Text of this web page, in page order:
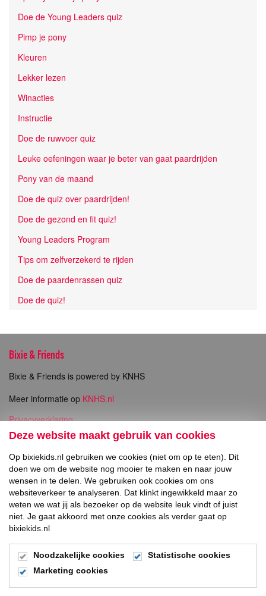
Doe de Young Leaders quiz
Pimp je pony
Kleuren
Lekker lezen
Winacties
Instructie
Doe de ruwvoer quiz
Leuke oefeningen waar je beter van gaat paardrijden
Pony van de maand
Doe de quiz over paardrijden!
Doe de gezond en fit quiz!
Young Leaders Program
Tips om zelfverzekerd te rijden
Doe de paardenrassen quiz
Doe de quiz!
Bixie & Friends
Bixie & Friends is powered by KNHS
Meer informatie op KNHS.nl
Privacyverklaring
Copyright
Direct naar
Inschrijven Bixie Wedstrijden
Social Media
© 2026
Deze website maakt gebruik van cookies
Op bixiekids.nl gebruiken we cookies (niet om op te eten). Dit
doen we om de website nog mooier te maken en naar jouw
wensen in te delen. We gebruiken ook cookies om ons
websiteverkeer te analyseren. Dat klinkt ingewikkeld maar zo
weten we wat jij als bezoeker op de website leuk vindt of juist
niet. Je gaat akkoord met onze cookies als verder gaat op
bixiekids.nl
Noodzakelijke cookies
Statistische cookies
Marketing cookies